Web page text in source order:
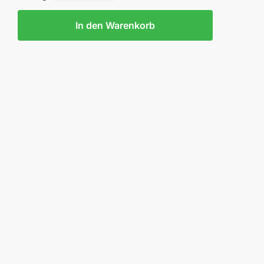
In den Warenkorb